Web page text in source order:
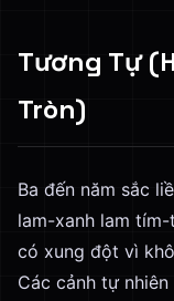
Tương Tự
Tròn)
Ba đến năm sắc
lam-xanh lam
có xung đột vì
Các cảnh tự